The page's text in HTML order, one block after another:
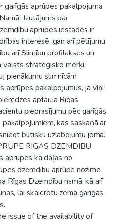
garīgās aprūpes pakalpojuma
Jautājums par
aprūpes iestādēs ir
interesē, gan arī pētījumu
arī Slimību profilakses un
valsts stratēģisko mērķi,
pienākumu slimnīcām
aprūpes pakalpojumus, ja viņi
aptauja Rīgas
pieprasījumu pēc garīgās
kas saskaņā ar
būtisku uzlabojumu jomā.
RĪGAS DZEMDĪBU
aprūpes kā daļas no
dzemdību aprūpē nozīme
Rīgas Dzemdību namā, kā arī
lai skaidrotu zemā garīgās
issue of the availability of